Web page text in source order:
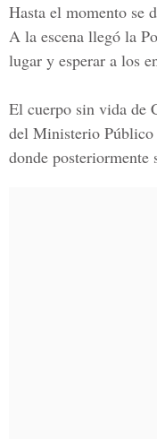
Hasta el momento se
A la escena llegó la
lugar y esperar a los
El cuerpo sin vida de
del Ministerio Público
donde posteriormente